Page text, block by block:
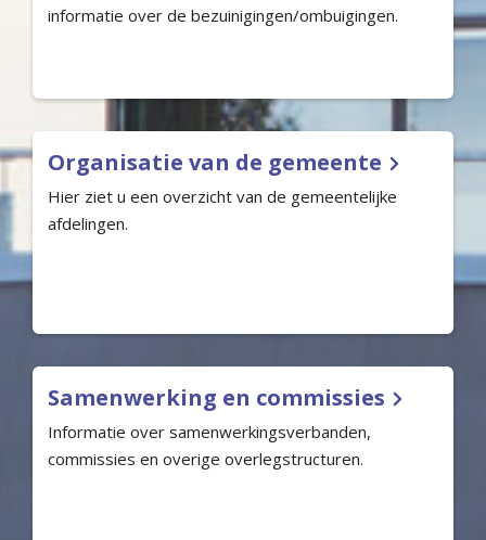
informatie over de bezuinigingen/ombuigingen.
Organisatie van de gemeente
Hier ziet u een overzicht van de gemeentelijke
afdelingen.
Samenwerking en commissies
Informatie over samenwerkingsverbanden,
commissies en overige overlegstructuren.